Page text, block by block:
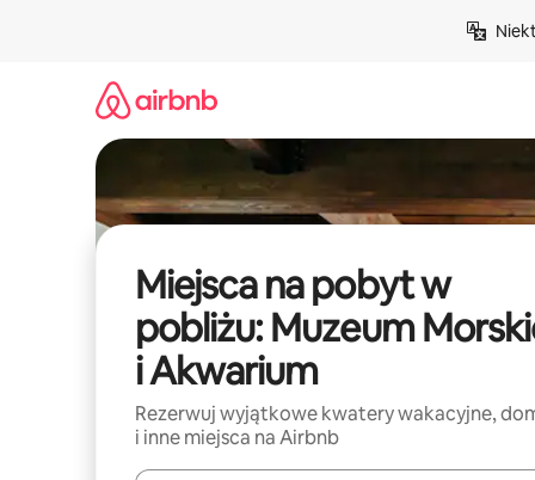
Miejsca na pobyt w
pobliżu: Muzeum
i Akwarium
Rezerwuj wyjątkowe kwatery wakacyjne,
i inne miejsca na Airbnb